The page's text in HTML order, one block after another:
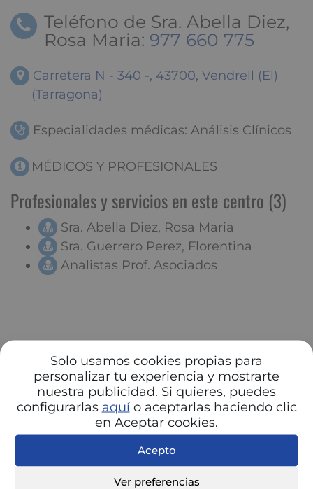
Solo usamos cookies propias para
personalizar tu experiencia y mostrarte
nuestra publicidad. Si quieres, puedes
configurarlas aquío aceptarlas haciendo clic
en Aceptar cookies.
Acepto
Ver preferencias
Teléfono de Sra. Abella Diez,
Rosa Maria: 977 660 775
Carretera N - 340 -, 43700, Vendrell (El)
(Tarragona)
Especialidades médicas: Análisis Clínicos
MÉDICOS Y PROFESIONALES
Profesionales y servicios en este centro (3)
Sra. Abella Diez, Rosa Maria
Sra. Guerrero Perez, Florentina
Analistas Prof. Asociados